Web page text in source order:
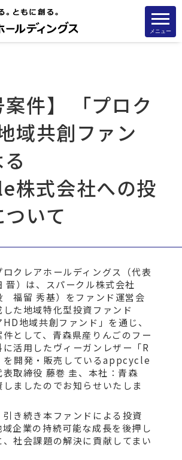
メニュー
案件】 「プロク
域共創ファン
株式会社への投
いて
クレアホールディングス（代表
）は、スパークル株式会社
福留 秀基）をファンド運営会
た地域特化型投資ファンド
HD地域共創ファンド」を通じ、
として、青森県産りんごのフー
に活用したヴィーガンレザー「R
を開発・販売しているappcycle
取締役 藤巻 圭、本社：青森
ましたのでお知らせいたしま
き続き本ファンドによる投資
企業の持続可能な成長を後押し
、社会課題の解決に貢献してまい